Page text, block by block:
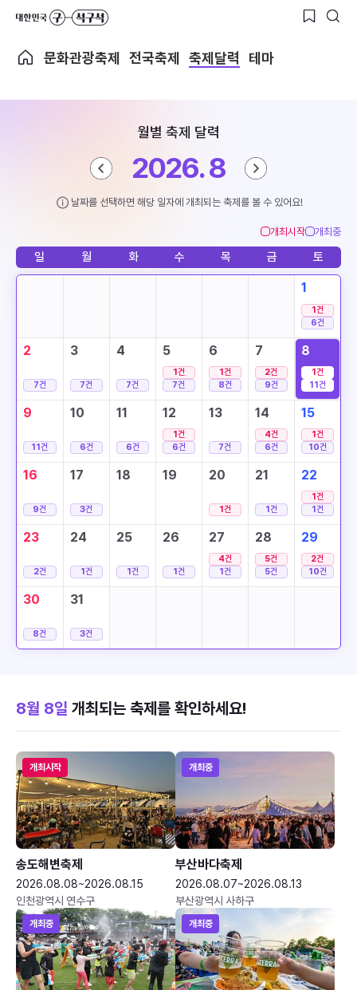
문화관광축제 전국축제 축제달력 테마
월별 축제 달력
2026. 8
날짜를 선택하면 해당 일자에 개최되는 축제를 볼 수 있어요!
개최시작 개최중
일 월 화 수 목 금 토
1
1건
6건
2
7건
3
7건
4
7건
5
1건
7건
6
1건
8건
7
2건
9건
8
1건
11건
9
11건
10
6건
11
6건
12
1건
6건
13
7건
14
4건
6건
15
1건
10건
16
9건
17
3건
18 19 20
1건
21
1건
22
1건
1건
23
2건
24
1건
25
1건
26
1건
27
4건
1건
28
5건
5건
29
2건
10건
30
8건
31
3건
8월 8일 개최되는 축제를 확인하세요!
개최시작
송도해변축제
2026.08.08~2026.08.15
인천광역시 연수구
개최중
부산바다축제
2026.08.07~2026.08.13
부산광역시 사하구
개최중 개최중